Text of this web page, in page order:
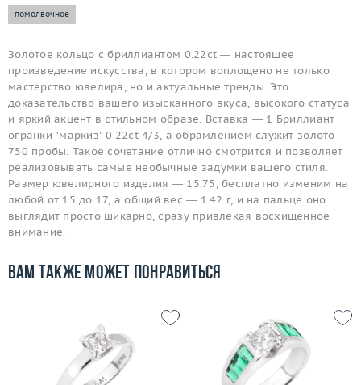
помолвочное
Золотое кольцо с бриллиантом 0.22ct — настоящее
произведение искусства, в котором воплощено не только
мастерство ювелира, но и актуальные тренды. Это
доказательство вашего изысканного вкуса, высокого статуса
и яркий акцент в стильном образе. Вставка — 1 Бриллиант
огранки "маркиз" 0.22ct 4/3, а обрамлением служит золото
750 пробы. Такое сочетание отлично смотрится и позволяет
реализовывать самые необычные задумки вашего стиля.
Размер ювелирного изделия — 15.75, бесплатно изменим на
любой от 15 до 17, а общий вес — 1.42 г, и на пальце оно
выглядит просто шикарно, сразу привлекая восхищенное
внимание.
Вам также может понравиться